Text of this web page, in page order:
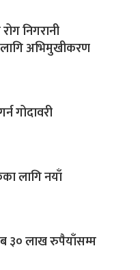
निगरानी
लागि अभिमुखीकरण
गोदावरी
लागि नयाँ
३० लाख रुपैयाँसम्म